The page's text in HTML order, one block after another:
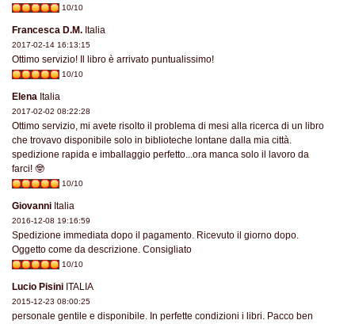
10/10
Francesca D.M. Italia
2017-02-14 16:13:15
Ottimo servizio! Il libro è arrivato puntualissimo!
10/10
Elena Italia
2017-02-02 08:22:28
Ottimo servizio, mi avete risolto il problema di mesi alla ricerca di un libro
che trovavo disponibile solo in biblioteche lontane dalla mia città.
spedizione rapida e imballaggio perfetto...ora manca solo il lavoro da
farci! 🤓
10/10
Giovanni Italia
2016-12-08 19:16:59
Spedizione immediata dopo il pagamento. Ricevuto il giorno dopo.
Oggetto come da descrizione. Consigliato
10/10
Lucio Pisini ITALIA
2015-12-23 08:00:25
personale gentile e disponibile. In perfette condizioni i libri. Pacco ben